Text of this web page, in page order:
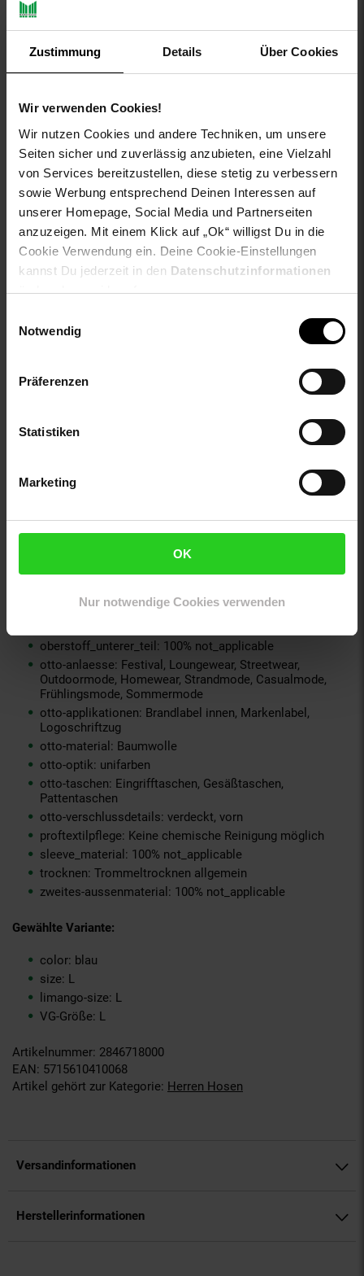
Zustimmung Details Über Cookies
Wir verwenden Cookies!
Wir nutzen Cookies und andere Techniken, um unsere
Seiten sicher und zuverlässig anzubieten, eine Vielzahl
von Services bereitzustellen, diese stetig zu verbessern
sowie Werbung entsprechend Deinen Interessen auf
unserer Homepage, Social Media und Partnerseiten
anzuzeigen. Mit einem Klick auf „Ok“ willigst Du in die
Cookie Verwendung ein. Deine Cookie-Einstellungen
kannst Du jederzeit in den Datenschutzinformationen
ändern bzw. widerrufen.
Notwendig
Präferenzen
Statistiken
Marketing
OK
Nur notwendige Cookies verwenden
Shirt oder einem schicken Hemd. Erlebe modischen Komfort
in jeder Situation. Diese Chino-Shorts sind ein Must-have für
deine Garderobe!
aboutyou-titel: Shorts 'Fury'
ay-material: Obermaterial: 98% Baumwolle, 2% Elasthan
ay-material-eigenschaften: Baumwolle
ay-passform schuh: keine Angabe
ay-pullover-materialart: kein Pullover
ay-schuh-acc material: kein Schuh
ay-schuhdetails: keine Angabe
ay-sondergroessen_produktebene: keine Angabe
ay-technologie jeans: keine Angabe
bleichen: Nicht bleichen
fuellung: 100% not_applicable
innen_material_einsatz: 100% not_applicable
material-fuellung-innenjacke: 100% not_applicable
material-futter-aermel: 100% not_applicable
material-kunstfellkragen: 100% not_applicable
material-oberstoff-innenjacke: 100% not_applicable
material-oberstoff-mittlere-schicht: 100% not_applicable
material-oberstoff-mittlerer-teil: 100% not_applicable
material-oberstoff-oberer-teil: 100% not_applicable
material-verzierung: 100% not_applicable
oberstoff_unterer_teil: 100% not_applicable
otto-anlaesse: Festival, Loungewear, Streetwear,
Outdoormode, Homewear, Strandmode, Casualmode,
Frühlingsmode, Sommermode
otto-applikationen: Brandlabel innen, Markenlabel,
Logoschriftzug
otto-material: Baumwolle
otto-optik: unifarben
otto-taschen: Eingrifftaschen, Gesäßtaschen,
Pattentaschen
otto-verschlussdetails: verdeckt, vorn
proftextilpflege: Keine chemische Reinigung möglich
sleeve_material: 100% not_applicable
trocknen: Trommeltrocknen allgemein
zweites-aussenmaterial: 100% not_applicable
Gewählte Variante:
color: blau
size: L
limango-size: L
VG-Größe: L
Artikelnummer: 2846718000
EAN: 5715610410068
Artikel gehört zur Kategorie: Herren Hosen
Versandinformationen
Herstellerinformationen